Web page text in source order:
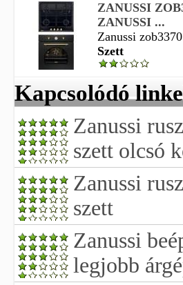
ZANUSSI
ZANUSSI ...
Zanussi
Szett
Kapcsolódó
Zanussi
szett olcsó
Zanussi
szett
Zanussi
legjobb